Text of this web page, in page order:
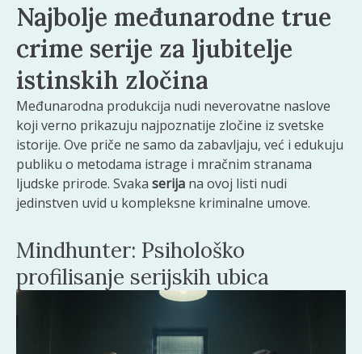
Najbolje međunarodne true
crime serije za ljubitelje
istinskih zločina
Međunarodna produkcija nudi neverovatne naslove
koji verno prikazuju najpoznatije zločine iz svetske
istorije. Ove priče ne samo da zabavljaju, već i edukuju
publiku o metodama istrage i mračnim stranama
ljudske prirode. Svaka serija na ovoj listi nudi
jedinstven uvid u kompleksne kriminalne umove.
Mindhunter: Psihološko
profilisanje serijskih ubica